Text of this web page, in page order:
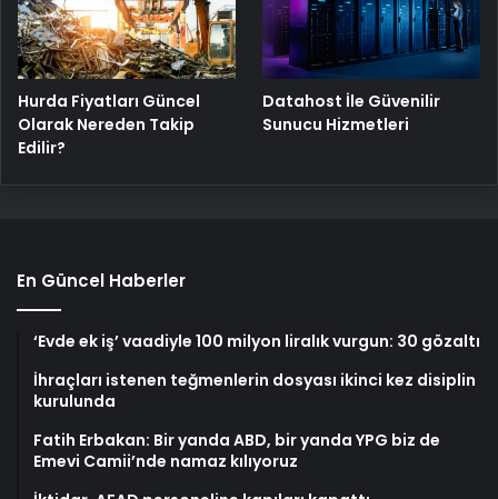
Hurda Fiyatları Güncel
Olarak Nereden Takip
Edilir?
Datahost İle Güvenilir
Sunucu Hizmetleri
En Güncel Haberler
‘Evde ek iş’ vaadiyle 100 milyon liralık vurgun: 30 gözaltı
İhraçları istenen teğmenlerin dosyası ikinci kez disiplin
kurulunda
Fatih Erbakan: Bir yanda ABD, bir yanda YPG biz de
Emevi Camii’nde namaz kılıyoruz